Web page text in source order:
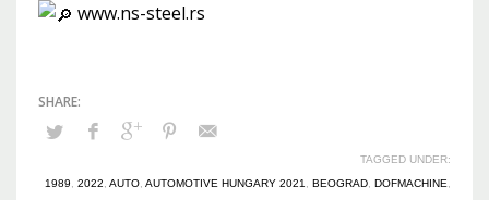
www.ns-steel.rs
TAGGED UNDER:
1989, 2022, AUTO, AUTOMOTIVE HUNGARY 2021, BEOGRAD, DOFMACHINE,